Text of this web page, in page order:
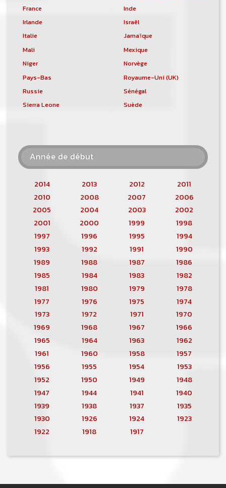
France
Inde
Irlande
Israël
Italie
Jamaïque
Mali
Mexique
Niger
Norvège
Pays-Bas
Royaume-Uni (UK)
Russie
Sénégal
Sierra Leone
Suède
Année de début
2014 2013 2012
2011
2010
2008 2007
2006
2005
2004 2003
2002
2001
2000 1999
1998
1997
1996 1995
1994
1993
1992 1991
1990
1989
1988 1987
1986
1985
1984 1983
1982
1981
1980 1979
1978
1977
1976 1975
1974
1973
1972 1971
1970
1969
1968 1967
1966
1965
1964 1963
1962
1961
1960 1958
1957
1956
1955 1954
1953
1952
1950 1949
1948
1947
1944 1941
1940
1939
1938 1937
1935
1930
1926 1924
1923
1922
1918 1917